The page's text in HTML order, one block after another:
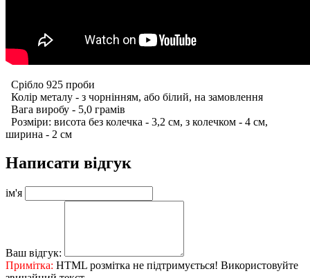
Срібло 925 проби
Колір металу - з чорнінням, або білий, на замовлення
Вага виробу - 5,0 грамів
Розміри: висота без колечка - 3,2 см, з колечком - 4 см,
ширина - 2 см
Написати відгук
ім'я
Ваш відгук:
Примітка: HTML розмітка не підтримується! Використовуйте